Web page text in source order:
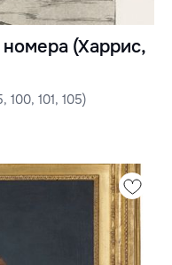
(Харрис,
100, 101, 105)